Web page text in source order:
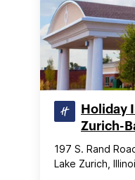
Holiday
Zurich-
197 S. Rand
Lake Zurich,